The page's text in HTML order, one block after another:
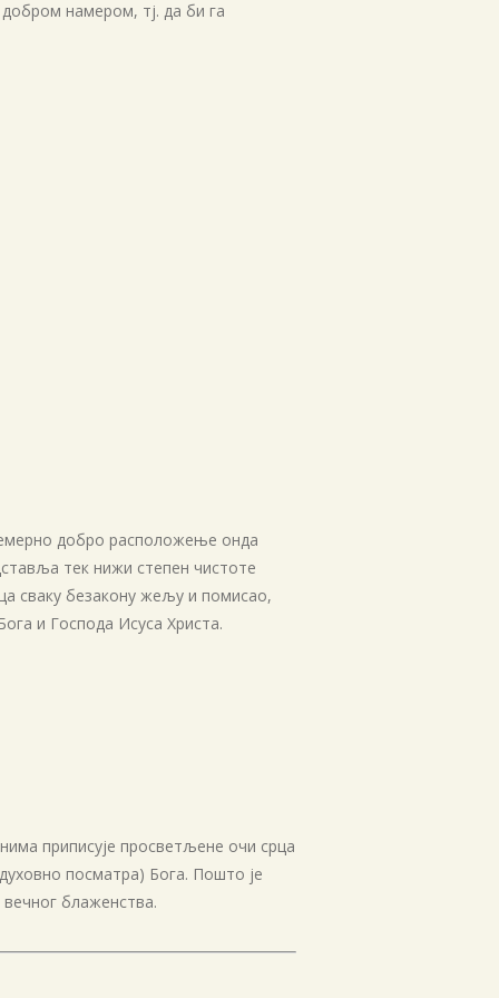
намером, тј. да би га
добро расположење онда
тек нижи степен чистоте
сваку безакону жељу и помисао,
и Господа Исуса Христа.
приписује просветљене очи срца
посматра) Бога. Пошто је
блаженства.